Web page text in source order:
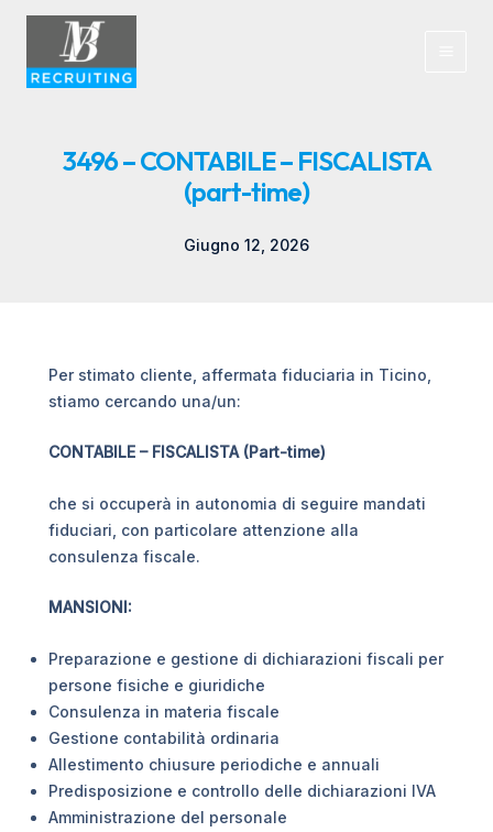
contenuto
3496 – CONTABILE – FISCALISTA
(part-time)
Giugno 12, 2026
Per stimato cliente, affermata fiduciaria in Ticino,
stiamo cercando una/un:
CONTABILE – FISCALISTA (Part-time)
che si occuperà in autonomia di seguire mandati
fiduciari, con particolare attenzione alla
consulenza fiscale.
MANSIONI:
Preparazione e gestione di dichiarazioni fiscali per
persone fisiche e giuridiche
Consulenza in materia fiscale
Gestione contabilità ordinaria
Allestimento chiusure periodiche e annuali
Predisposizione e controllo delle dichiarazioni IVA
Amministrazione del personale